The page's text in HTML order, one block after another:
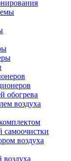
обогрева
воздуха
самоочистки
воздуха